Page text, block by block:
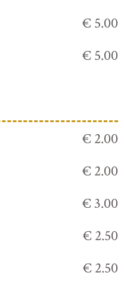
€ 5.00
€ 5.00
€ 2.00
€ 2.00
€ 3.00
€ 2.50
€ 2.50